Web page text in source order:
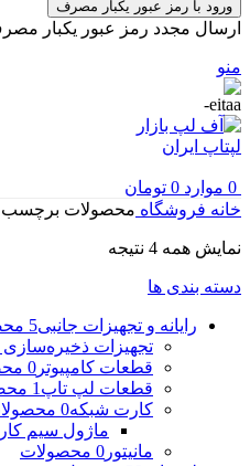
ورود با رمز عبور یکبار مصرف
ارسال مجدد رمز عبور یکبار
منو
0 موارد 0 تومان
خانه فروشگاه محصولات برچسب
نمایش همه 4 نتیجه
دسته بندی ها
رایانه و تجهیزات جانبی5 محصول
تجهیزات ذخیره‌سازی
قطعات کامپیوتر 0 محصولات
قطعات لپ تاپ 1 محصولات
کارت شبکه0 محصولات
ماژول سیم
مانیتور 0 محصولات